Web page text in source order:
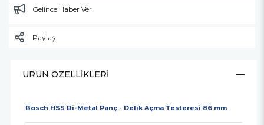
Gelince Haber Ver
Paylaş
ÜRÜN ÖZELLIKLERI
Bosch HSS Bi-Metal Panç - Delik Açma Testeresi 86 mm